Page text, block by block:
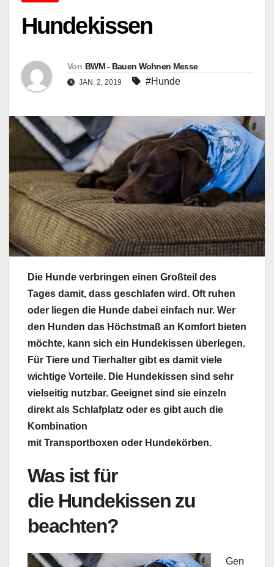
Hundekissen
Von BWM - Bauen Wohnen Messe
JAN. 2, 2019 #Hunde
Die Hunde verbringen einen Großteil des
Tages damit, dass geschlafen wird. Oft ruhen
oder liegen die Hunde dabei einfach nur. Wer
den Hunden das Höchstmaß an Komfort bieten
möchte, kann sich ein Hundekissen überlegen.
Für Tiere und Tierhalter gibt es damit viele
wichtige Vorteile. Die Hundekissen sind sehr
vielseitig nutzbar. Geeignet sind sie einzeln
direkt als Schlafplatz oder es gibt auch die
Kombination
mit Transportboxen oder Hundekörben.
Was ist für
die Hundekissen zu
beachten?
Gen